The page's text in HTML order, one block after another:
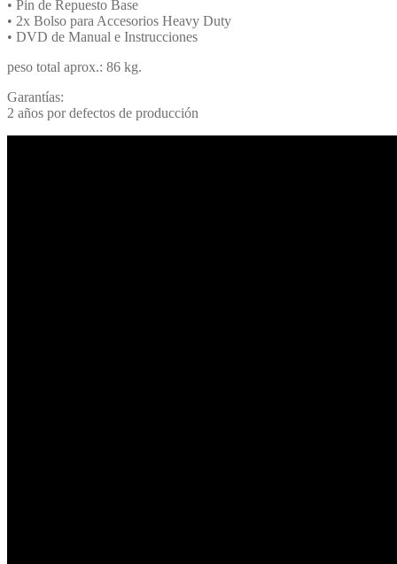
• Pin de Repuesto Base
• 2x Bolso para Accesorios Heavy Duty
• DVD de Manual e Instrucciones
peso total aprox.: 86 kg.
Garantías:
2 años por defectos de producción